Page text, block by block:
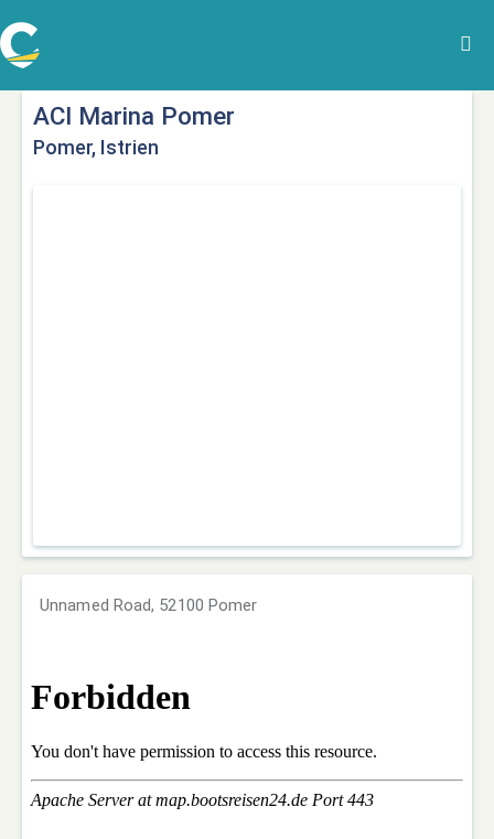
ACI Marina Pomer
Pomer, Istrien
Unnamed Road, 52100 Pomer